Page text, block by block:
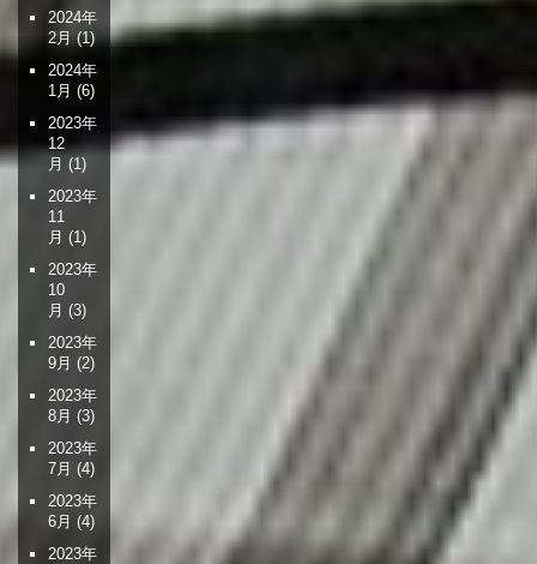
2024年
2月(1)
2024年
1月 (6)
2023年
12
月 (1)
2023年
11
月 (1)
2023年
10
月 (3)
2023年
9月 (2)
2023年
8月 (3)
2023年
7月 (4)
2023年
6月 (4)
2023年